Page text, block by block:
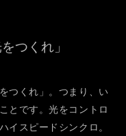
つくれ」
つくれ」。つまり、い
とです。光をコントロ
イスピードシンクロ。